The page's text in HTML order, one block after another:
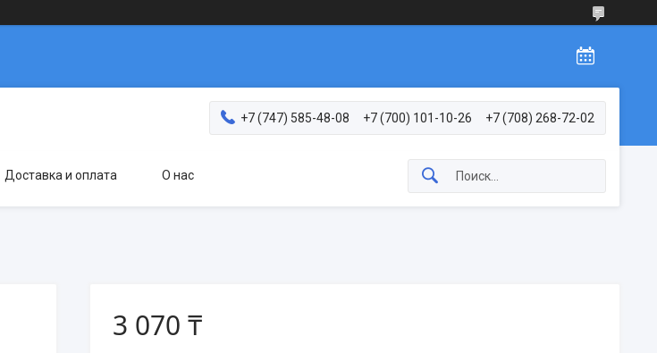
+7 (747) 585-48-08 +7 (700) 101-10-26 +7 (708) 268-72-02
Доставка и оплата О нас
3 070 ₸